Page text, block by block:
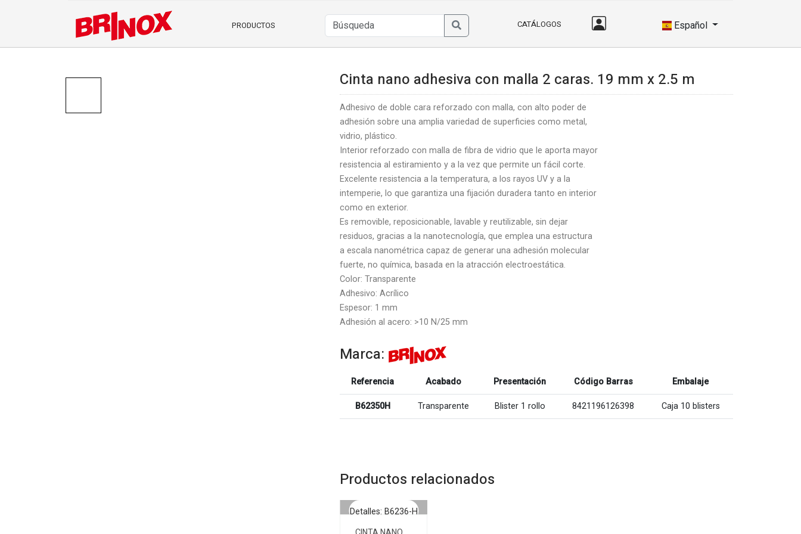
PRODUCTOS CATÁLOGOS Español
Cinta nano adhesiva con malla 2 caras. 19 mm x 2.5 m
Adhesivo de doble cara reforzado con malla, con alto poder de
adhesión sobre una amplia variedad de superficies como metal,
vidrio, plástico.
Interior reforzado con malla de fibra de vidrio que le aporta mayor
resistencia al estiramiento y a la vez que permite un fácil corte.
Excelente resistencia a la temperatura, a los rayos UV y a la
intemperie, lo que garantiza una fijación duradera tanto en interior
como en exterior.
Es removible, reposicionable, lavable y reutilizable, sin dejar
residuos, gracias a la nanotecnología, que emplea una estructura
a escala nanométrica capaz de generar una adhesión molecular
fuerte, no química, basada en la atracción electroestática.
Color: Transparente
Adhesivo: Acrílico
Espesor: 1 mm
Adhesión al acero: >10 N/25 mm
Marca:
Referencia Acabado Presentación Código Barras Embalaje
B62350H Transparente Blister 1 rollo 8421196126398 Caja 10 blisters
Productos relacionados
Detalles: B6236-H